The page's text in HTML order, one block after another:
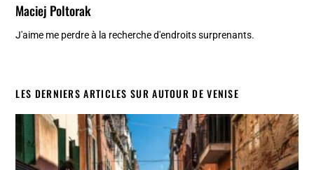
Maciej Poltorak
J'aime me perdre à la recherche d'endroits surprenants.
LES DERNIERS ARTICLES SUR AUTOUR DE VENISE